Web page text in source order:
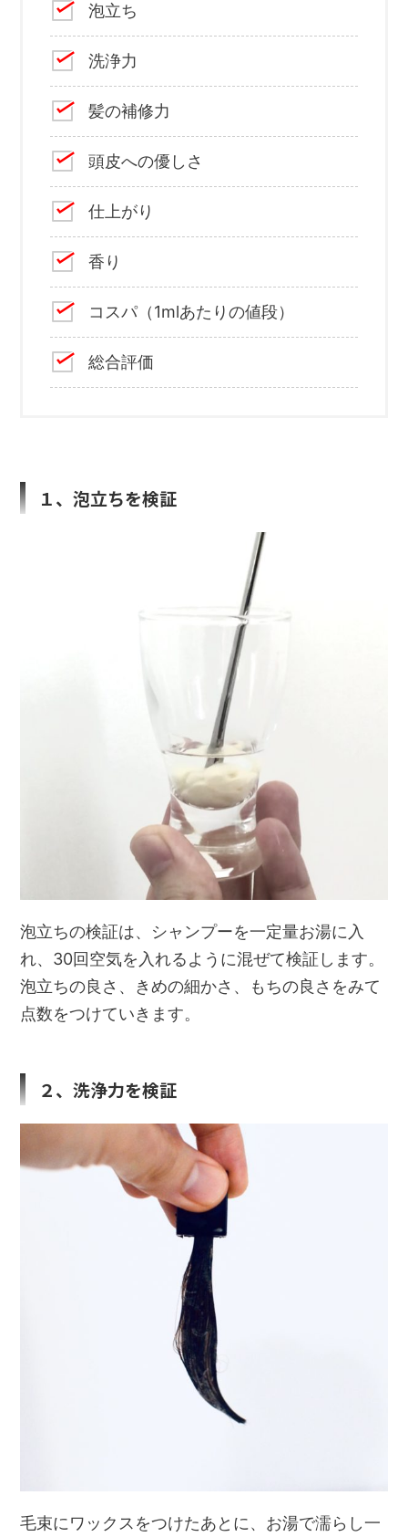
泡立ち
洗浄力
髪の補修力
頭皮への優しさ
仕上がり
香り
コスパ（1mlあたりの値段）
総合評価
１、泡立ちを検証
泡立ちの検証は、シャンプーを一定量お湯に入
れ、30回空気を入れるように混ぜて検証します。
泡立ちの良さ、きめの細かさ、もちの良さをみて
点数をつけていきます。
２、洗浄力を検証
毛束にワックスをつけたあとに、お湯で濡らし一